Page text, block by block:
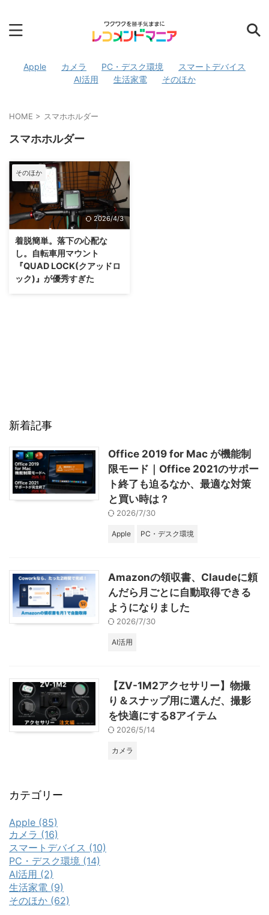
Apple カメラ PC・デスク環境
スマートデバイス
AI活用
生活家電 そのほか
HOME > スマホホルダー
スマホホルダー
そのほか
2026/4/3
着脱簡単。落下の心配な
し。自転車用マウント
『QUAD LOCK(クアッドロ
ック)』が優秀すぎた
新着記事
Office 2019 for Mac が機能制
限モード｜Office 2021のサポー
ト終了も迫るなか、最適な対策
と買い時は？
2026/7/30
Apple PC・デスク環境
Amazonの領収書、Claudeに頼
んだら月ごとに自動取得できる
ようになりました
2026/7/30
AI活用
【ZV-1M2アクセサリー】物撮
り＆スナップ用に選んだ、撮影
を快適にする8アイテム
2026/5/14
カメラ
カテゴリー
Apple (85)
カメラ (16)
スマートデバイス (10)
PC・デスク環境 (14)
AI活用 (2)
生活家電 (9)
そのほか (62)